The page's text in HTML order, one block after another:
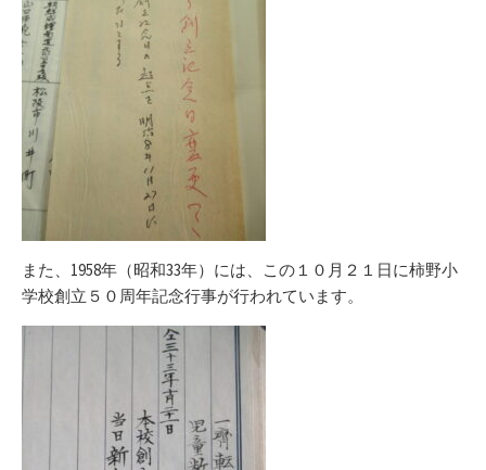
また、1958年（昭和33年）には、この１０月２１日に柿野小
学校創立５０周年記念行事が行われています。